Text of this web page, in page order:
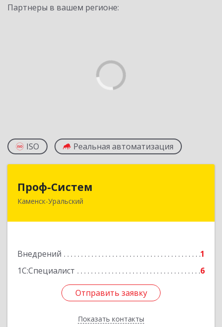
Партнеры в вашем регионе:
ISO Реальная автоматизация
Проф-Систем
Каменск-Уральский
Внедрений
1
1С:Специалист
6
Отправить заявку
Показать контакты
623406, Свердловская обл, Каменск-Уральский
Отправить заявку
Назад